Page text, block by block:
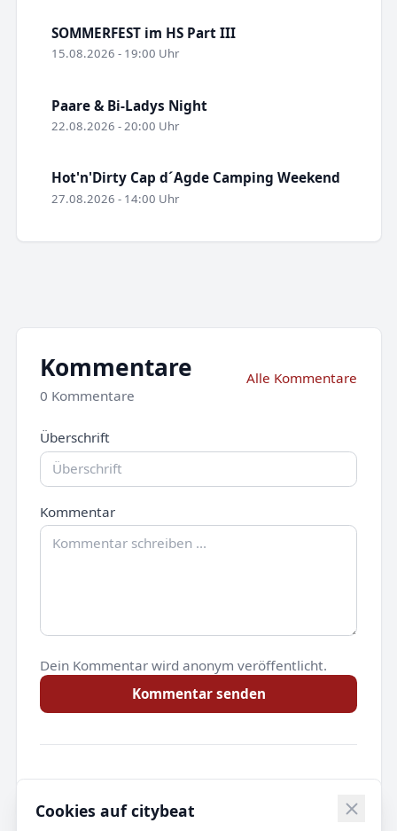
SOMMERFEST im HS Part III
15.08.2026 - 19:00 Uhr
Paare & Bi-Ladys Night
22.08.2026 - 20:00 Uhr
Hot'n'Dirty Cap d´Agde Camping Weekend
27.08.2026 - 14:00 Uhr
Kommentare
0 Kommentare
Alle Kommentare
Überschrift
Kommentar
Dein Kommentar wird anonym veröffentlicht.
Kommentar senden
Noch keine Kommentare.
Cookies auf citybeat